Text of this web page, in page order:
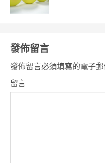
發佈留言
發佈留言必須填寫的電子
留言